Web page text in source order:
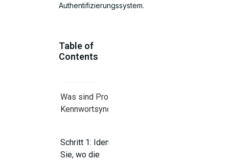
Authentifizierungssystem.
Table of
Contents
Was sind Probleme bei der
Kennwortsynchronisierung?
Schritt 1: Identifizieren
Sie, wo die